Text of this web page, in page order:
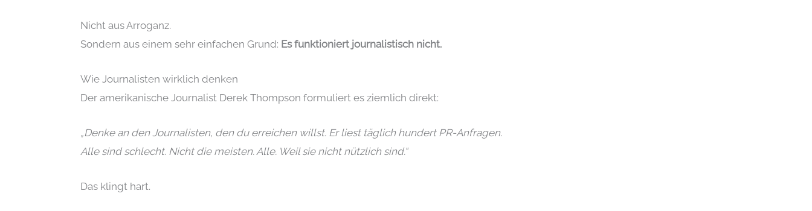
Nicht aus Arroganz.
Sondern aus einem sehr einfachen Grund: Es funktioniert journalistisch nicht.
Wie Journalisten wirklich denken
Der amerikanische Journalist Derek Thompson formuliert es ziemlich direkt:
„Denke an den Journalisten, den du erreichen willst. Er liest täglich hundert PR-Anfragen.
Alle sind schlecht. Nicht die meisten. Alle. Weil sie nicht nützlich sind.“
Das klingt hart.